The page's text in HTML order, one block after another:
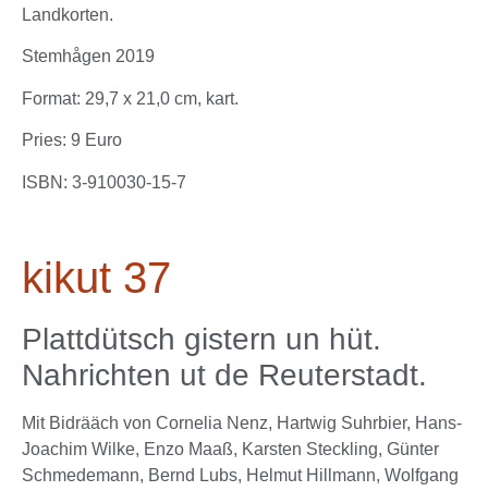
Landkorten.
Stemhågen 2019
Format: 29,7 x 21,0 cm, kart.
Pries: 9 Euro
ISBN: 3-910030-15-7
kikut 37
Plattdütsch gistern un hüt.
Nahrichten ut de Reuterstadt.
Mit Bidrääch von Cornelia Nenz, Hartwig Suhrbier, Hans-
Joachim Wilke, Enzo Maaß, Karsten Steckling, Günter
Schmedemann, Bernd Lubs, Helmut Hillmann, Wolfgang